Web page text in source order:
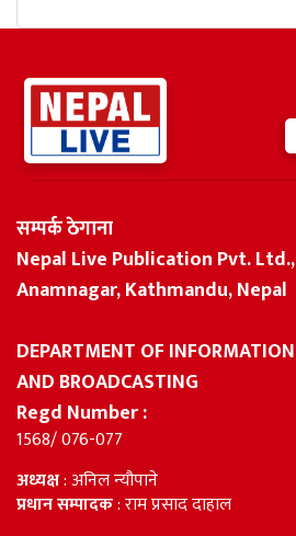
सम्पर्क ठेगाना
Nepal Live Publication Pvt. Ltd.,
Anamnagar, Kathmandu, Nepal
DEPARTMENT OF INFORMATION
AND BROADCASTING
Regd Number :
1568/ 076-077
अध्यक्ष: अनिल न्यौपाने
प्रधान सम्पादक: राम प्रसाद दाहाल